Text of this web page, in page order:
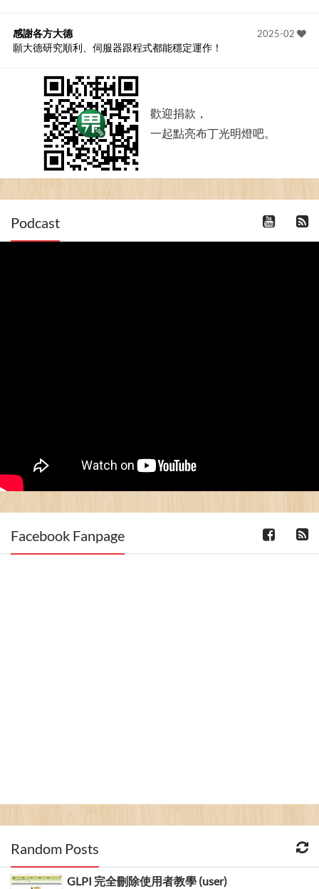
2025-02
感謝各方大德
願大德研究順利、伺服器跟程式都能穩定運作！
歡迎捐款，
一起點亮布丁光明燈吧。
Podcast
Facebook Fanpage
Random Posts
GLPI 完全刪除使用者教學 (user)